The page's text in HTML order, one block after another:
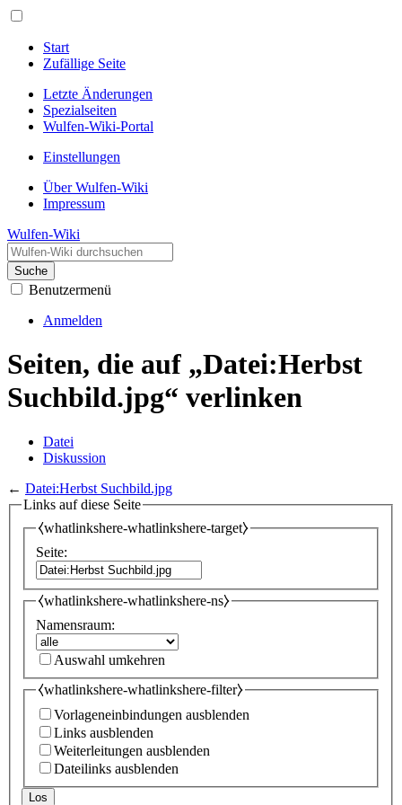
Start
Zufällige Seite
Letzte Änderungen
Spezialseiten
Wulfen-Wiki-Portal
Einstellungen
Über Wulfen-Wiki
Impressum
Wulfen-Wiki
Suche
Benutzermenü
Anmelden
Seiten, die auf „Datei:Herbst
Suchbild.jpg“ verlinken
Datei
Diskussion
← Datei:Herbst Suchbild.jpg
Links auf diese Seite
⧼whatlinkshere-whatlinkshere-target⧽
Seite:
⧼whatlinkshere-whatlinkshere-ns⧽
Namensraum:
Auswahl umkehren
⧼whatlinkshere-whatlinkshere-filter⧽
Vorlageneinbindungen ausblenden
Links ausblenden
Weiterleitungen ausblenden
Dateilinks ausblenden
Los